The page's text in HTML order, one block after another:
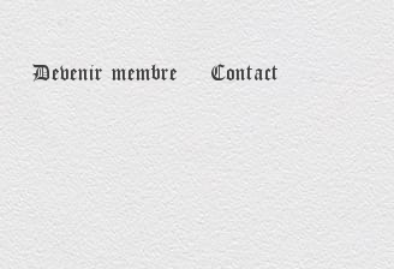
Devenir membre Contact